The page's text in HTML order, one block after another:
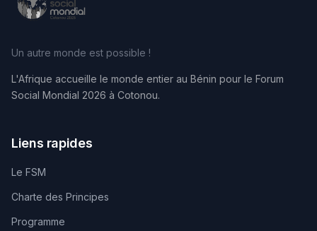
Un autre monde est possible !
L'Afrique accueille le monde entier au Bénin pour le Forum
Social Mondial 2026 à Cotonou.
Liens rapides
Le FSM
Charte des Principes
Programme